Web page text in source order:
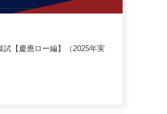
試【慶應ロー編】（2025年実